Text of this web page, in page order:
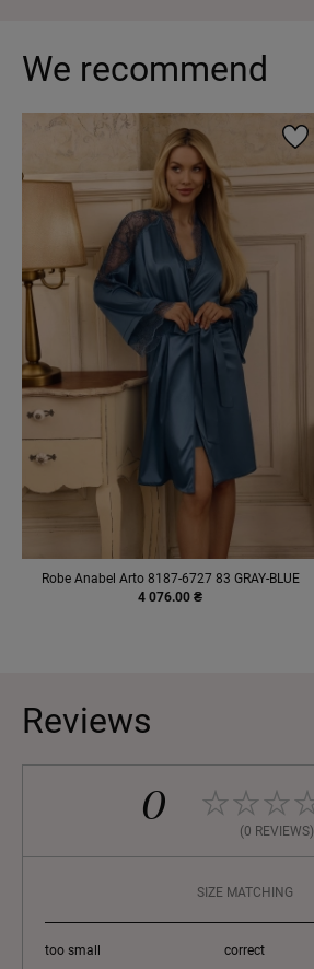
We recommend
Robe Anabel Arto 8187-6727 83 GRAY-BLUE
4 076.00 ₴
Reviews
0
(0 REVIEWS)
SIZE MATCHING
too small correct